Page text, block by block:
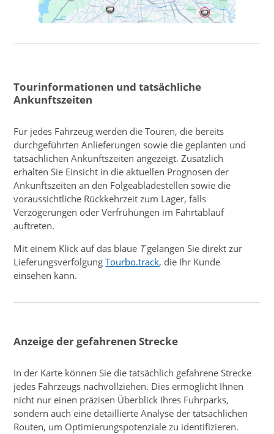
Tourinformationen und tatsächliche
Ankunftszeiten
Für jedes Fahrzeug werden die Touren, die bereits
durchgeführten Anlieferungen sowie die geplanten und
tatsächlichen Ankunftszeiten angezeigt. Zusätzlich
erhalten Sie Einsicht in die aktuellen Prognosen der
Ankunftszeiten an den Folgeabladestellen sowie die
voraussichtliche Rückkehrzeit zum Lager, falls
Verzögerungen oder Verfrühungen im Fahrtablauf
auftreten.
Mit einem Klick auf das blaue Tgelangen Sie direkt zur
LieferungsverfolgungTourbo.track, die Ihr Kunde
einsehen kann.
Anzeige der gefahrenen Strecke
In der Karte können Sie die tatsächlich gefahrene Strecke
jedes Fahrzeugs nachvollziehen. Dies ermöglicht Ihnen
nicht nur einen präzisen Überblick Ihres Fuhrparks,
sondern auch eine detaillierte Analyse der tatsächlichen
Routen, um Optimierungspotenziale zu identifizieren.